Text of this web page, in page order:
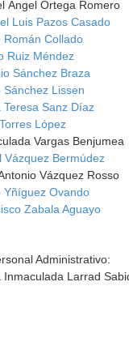
Ángel Ortega Romero
Luis Pazos Casado
Román Collado
Ruiz Méndez
Sánchez Braza
Sánchez Lissen
Teresa Sanz Díaz
López
Vargas Benjumea
Vázquez Bermúdez
Vázquez Rosso
Yñíguez Ovando
Zabala Aguayo
Administrativo:
Inmaculada Larrad